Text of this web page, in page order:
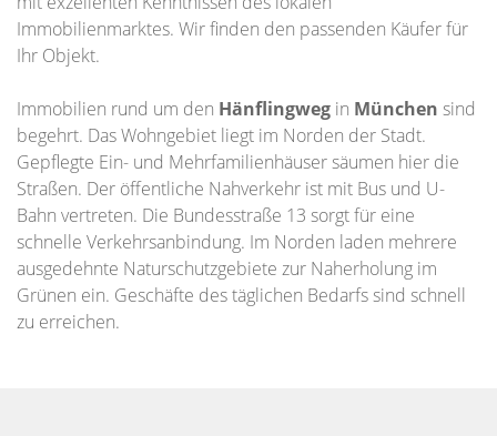
Immobilienmarktes. Wir finden den passenden Käufer für
Ihr Objekt.
Immobilien rund um den Hänflingweg in München sind
begehrt. Das Wohngebiet liegt im Norden der Stadt.
Gepflegte Ein- und Mehrfamilienhäuser säumen hier die
Straßen. Der öffentliche Nahverkehr ist mit Bus und U-
Bahn vertreten. Die Bundesstraße 13 sorgt für eine
schnelle Verkehrsanbindung. Im Norden laden mehrere
ausgedehnte Naturschutzgebiete zur Naherholung im
Grünen ein. Geschäfte des täglichen Bedarfs sind schnell
zu erreichen.